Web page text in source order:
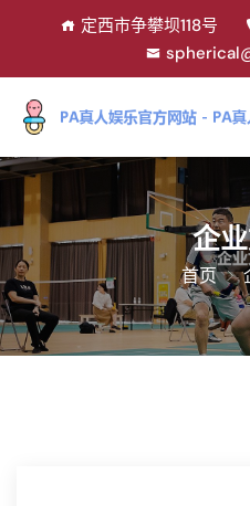
定西市争攀坝118号
企
首页